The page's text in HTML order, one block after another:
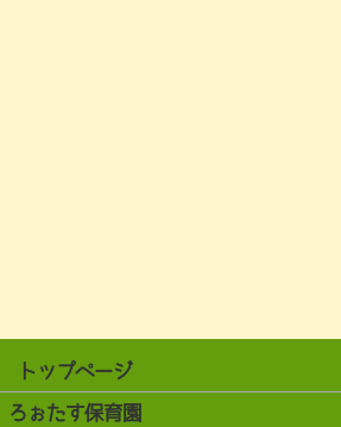
トップページ
ろぉたす保育園